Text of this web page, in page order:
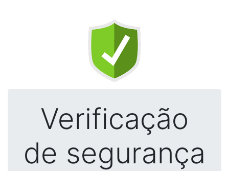
Verificação
de segurança